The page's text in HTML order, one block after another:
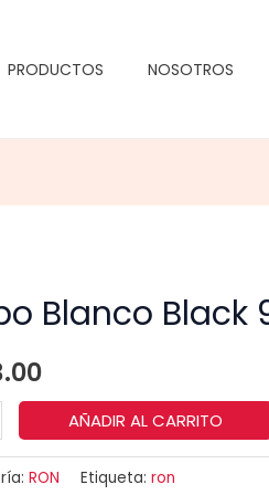
PRODUCTOS NOSOTROS
Blanco Black
AÑADIR AL CARRITO
RON Etiqueta: ron